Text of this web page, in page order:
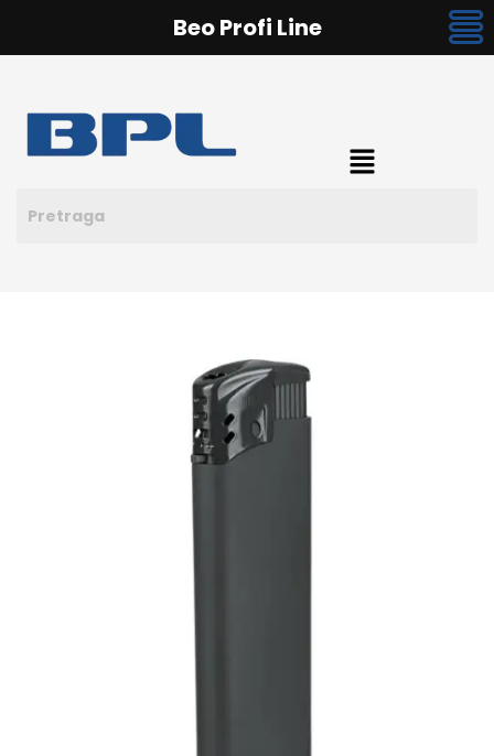
Beo Profi Line